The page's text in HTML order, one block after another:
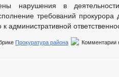
нарушения в
требований прокурора
административной
Прокуратура района Комментарии